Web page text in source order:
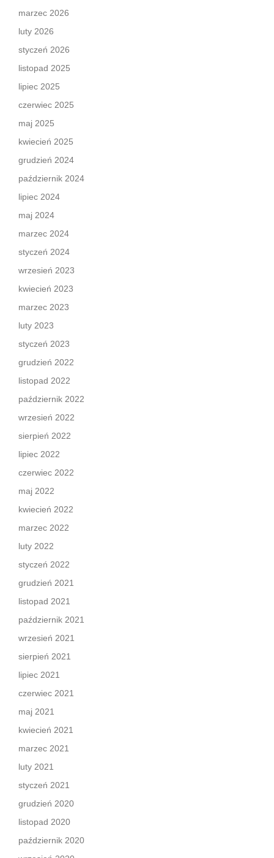
marzec 2026
luty 2026
styczeń 2026
listopad 2025
lipiec 2025
czerwiec 2025
maj 2025
kwiecień 2025
grudzień 2024
październik 2024
lipiec 2024
maj 2024
marzec 2024
styczeń 2024
wrzesień 2023
kwiecień 2023
marzec 2023
luty 2023
styczeń 2023
grudzień 2022
listopad 2022
październik 2022
wrzesień 2022
sierpień 2022
lipiec 2022
czerwiec 2022
maj 2022
kwiecień 2022
marzec 2022
luty 2022
styczeń 2022
grudzień 2021
listopad 2021
październik 2021
wrzesień 2021
sierpień 2021
lipiec 2021
czerwiec 2021
maj 2021
kwiecień 2021
marzec 2021
luty 2021
styczeń 2021
grudzień 2020
listopad 2020
październik 2020